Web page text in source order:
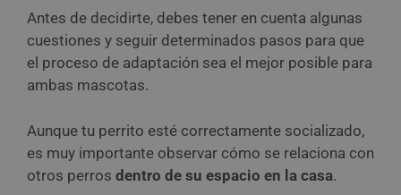
Antes de decidirte, debes tener en cuenta algunas
cuestiones y seguir determinados pasos para que
el proceso de adaptación sea el mejor posible para
ambas mascotas.
Aunque tu perrito esté correctamente socializado,
es muy importante observar cómo se relaciona con
otros perros dentro de su espacio en la casa.